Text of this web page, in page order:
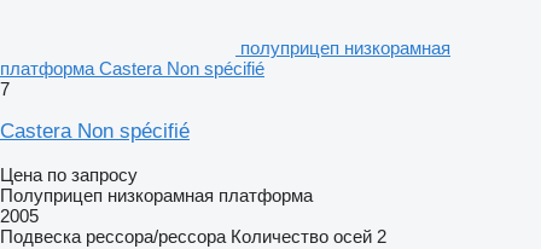
полуприцеп низкорамная
платформа Castera Non spécifié
7
Castera Non spécifié
Цена по запросу
Полуприцеп низкорамная платформа
2005
Подвеска рессора/рессора Количество осей 2